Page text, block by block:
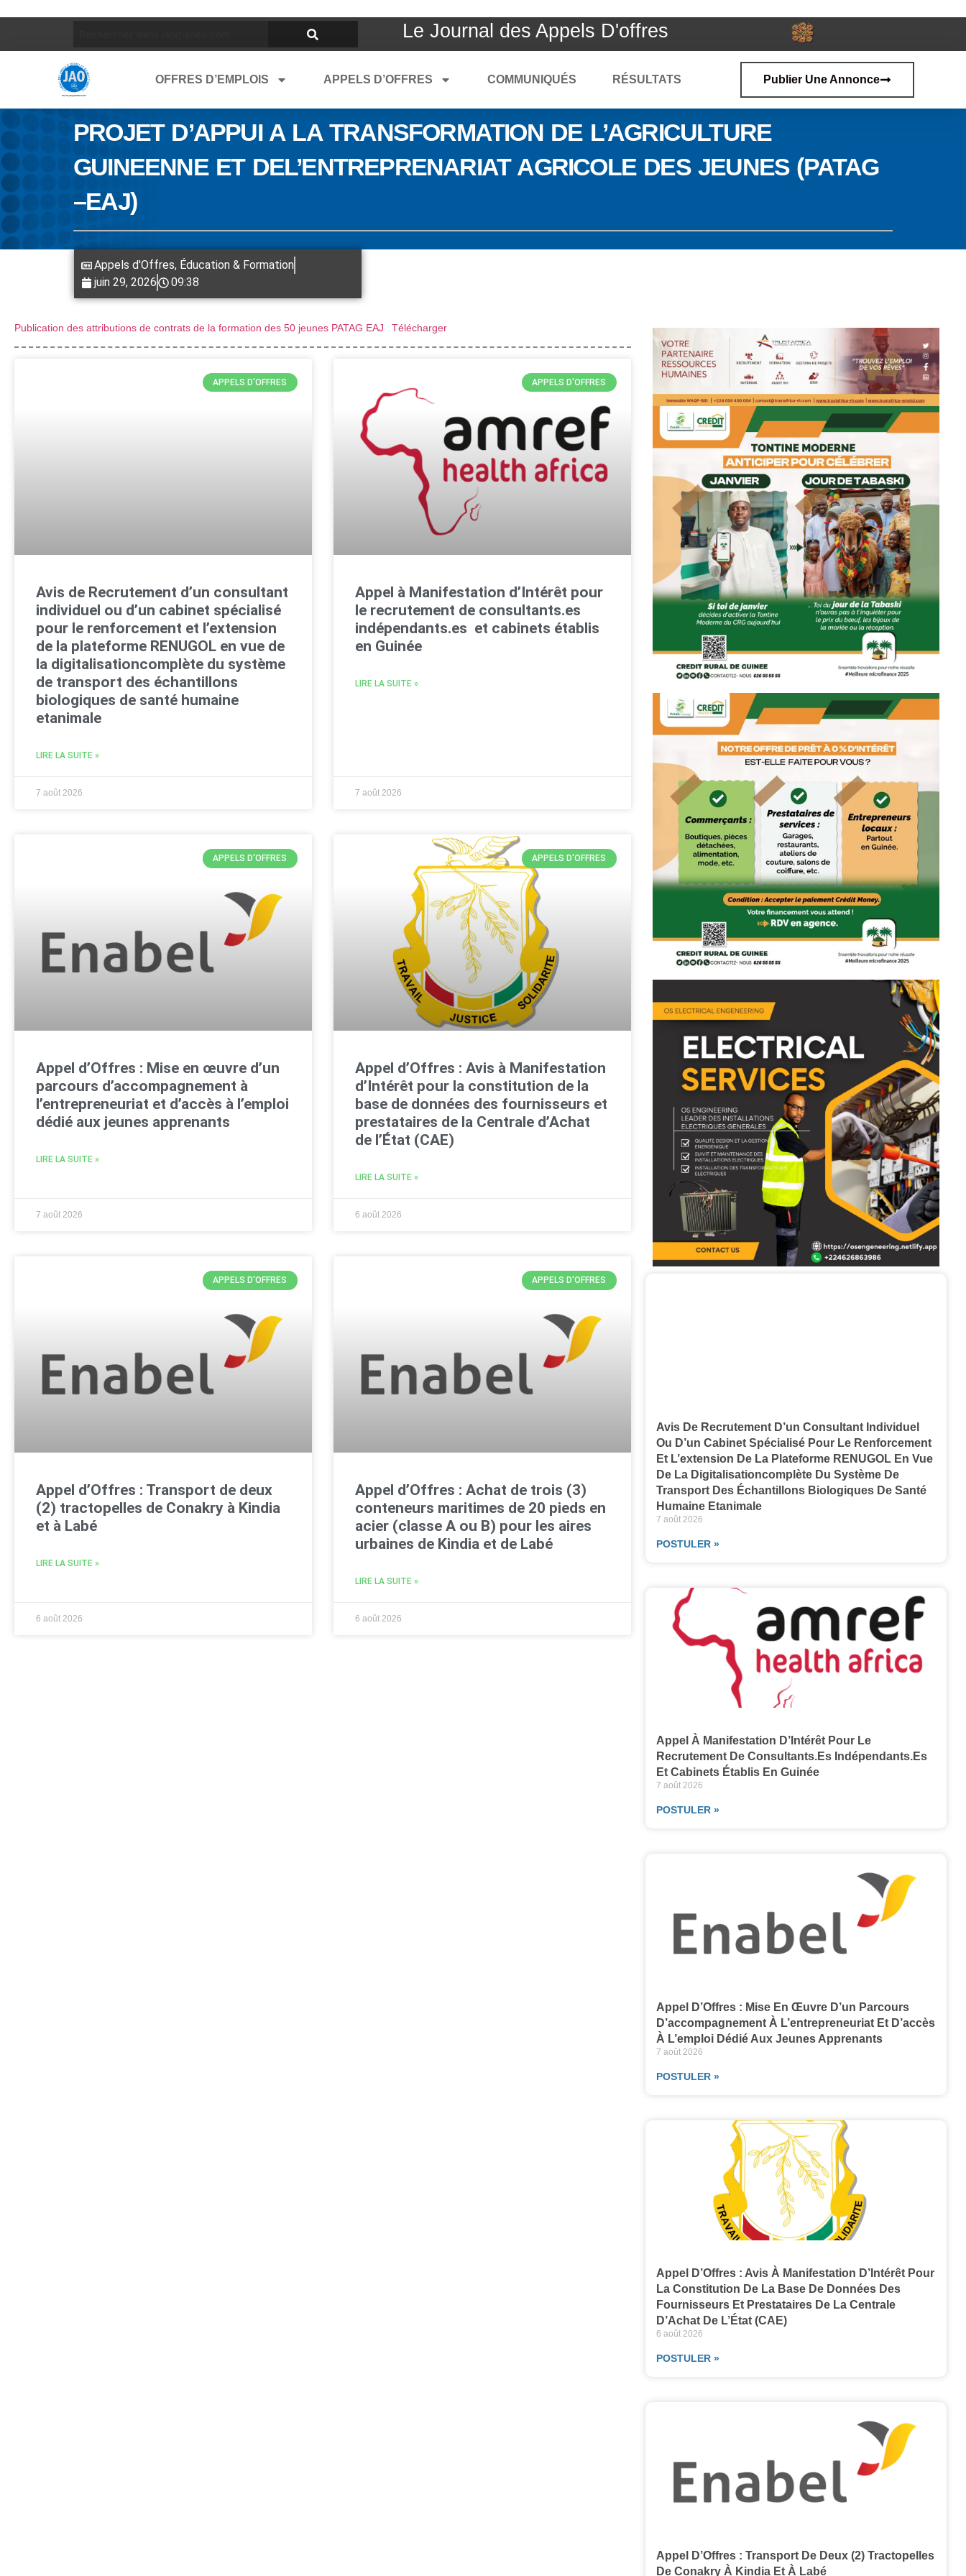
Le Journal des Appels D'offres
OFFRES D’EMPLOIS APPELS D’OFFRES COMMUNIQUÉS RÉSULTATS Publier Une Annonce
PROJET D’APPUI A LA TRANSFORMATION DE L’AGRICULTURE
GUINEENNE ET DEL’ENTREPRENARIAT AGRICOLE DES JEUNES (PATAG
–EAJ)
Appels d'Offres, Éducation & Formation
juin 29, 2026
09:38
Publication des attributions de contrats de la formation des 50 jeunes PATAG EAJ Télécharger
APPELS D'OFFRES
Avis de Recrutement d’un consultant
individuel ou d’un cabinet spécialisé
pour le renforcement et l’extension
de la plateforme RENUGOL en vue de
la digitalisationcomplète du système
de transport des échantillons
biologiques de santé humaine
etanimale
LIRE LA SUITE »
7 août 2026
APPELS D'OFFRES
Appel à Manifestation d’Intérêt pour
le recrutement de consultants.es
indépendants.es et cabinets établis
en Guinée
LIRE LA SUITE »
7 août 2026
APPELS D'OFFRES
Appel d’Offres : Mise en œuvre d’un
parcours d’accompagnement à
l’entrepreneuriat et d’accès à l’emploi
dédié aux jeunes apprenants
LIRE LA SUITE »
7 août 2026
APPELS D'OFFRES
Appel d’Offres : Avis à Manifestation
d’Intérêt pour la constitution de la
base de données des fournisseurs et
prestataires de la Centrale d’Achat
de l’État (CAE)
LIRE LA SUITE »
6 août 2026
APPELS D'OFFRES
Appel d’Offres : Transport de deux
(2) tractopelles de Conakry à Kindia
et à Labé
LIRE LA SUITE »
6 août 2026
APPELS D'OFFRES
Appel d’Offres : Achat de trois (3)
conteneurs maritimes de 20 pieds en
acier (classe A ou B) pour les aires
urbaines de Kindia et de Labé
LIRE LA SUITE »
6 août 2026
Avis De Recrutement D’un Consultant Individuel
Ou D’un Cabinet Spécialisé Pour Le Renforcement
Et L’extension De La Plateforme RENUGOL En Vue
De La Digitalisationcomplète Du Système De
Transport Des Échantillons Biologiques De Santé
Humaine Etanimale
7 août 2026
POSTULER »
Appel À Manifestation D’Intérêt Pour Le
Recrutement De Consultants.es Indépendants.es
Et Cabinets Établis En Guinée
7 août 2026
POSTULER »
Appel D’Offres : Mise En Œuvre D’un Parcours
D’accompagnement À L’entrepreneuriat Et D’accès
À L’emploi Dédié Aux Jeunes Apprenants
7 août 2026
POSTULER »
Appel D’Offres : Avis À Manifestation D’Intérêt Pour
La Constitution De La Base De Données Des
Fournisseurs Et Prestataires De La Centrale
D’Achat De L’État (CAE)
6 août 2026
POSTULER »
Appel D’Offres : Transport De Deux (2) Tractopelles
De Conakry À Kindia Et À Labé